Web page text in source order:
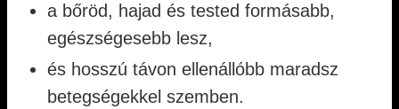
a bőröd, hajad és tested formásabb,
egészségesebb lesz,
és hosszú távon ellenállóbb maradsz
betegségekkel szemben.